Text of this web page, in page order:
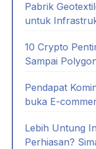
Pabrik
untuk
10 Crypto
Sampai
Pendapat
buka E-
Lebih Untung
Perhiasan?